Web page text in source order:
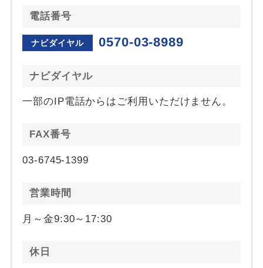
電話番号
ナビダイヤル 0570-03-8989
ナビダイヤル
一部のIP電話からはご利用いただけません。
FAX番号
03-6745-1399
営業時間
月～金9:30～17:30
休日